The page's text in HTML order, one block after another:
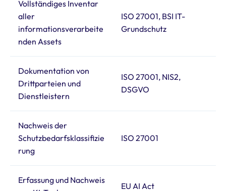
Vollständiges Inventar
aller
informationsverarbeite
nden Assets
ISO 27001, BSI IT-
Grundschutz
Dokumentation von
Drittparteien und
Dienstleistern
ISO 27001, NIS2,
DSGVO
Nachweis der
Schutzbedarfsklassifizie
rung
ISO 27001
Erfassung und Nachweis
EU AI Act